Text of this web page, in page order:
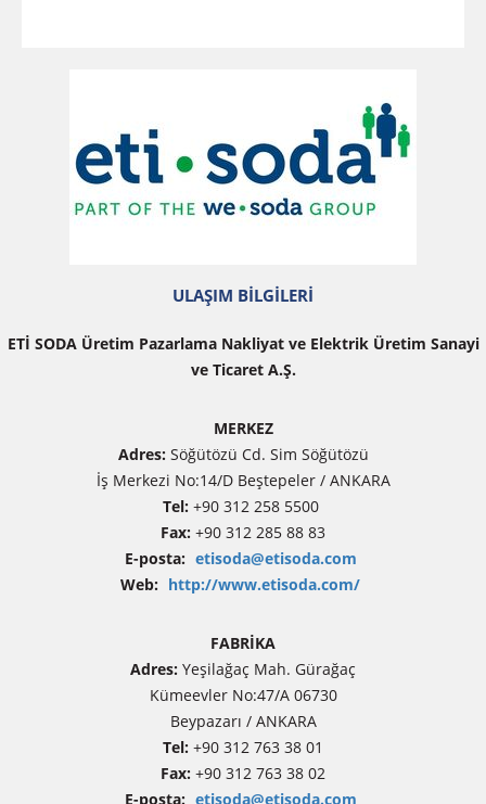
ULAŞIM BİLGİLERİ
ETİ SODA Üretim Pazarlama Nakliyat ve Elektrik Üretim Sanayi
ve Ticaret A.Ş.
MERKEZ
Adres:Söğütözü Cd. Sim Söğütözü
İş Merkezi No:14/D Beştepeler / ANKARA
Tel: +90 312 258 5500
Fax: +90 312 285 88 83
E-posta: etisoda@etisoda.com
Web: http://www.etisoda.com/
FABRİKA
Adres: Yeşilağaç Mah. Gürağaç
Kümeevler No:47/A 06730
Beypazarı / ANKARA
Tel: +90 312 763 38 01
Fax: +90 312 763 38 02
E-posta: etisoda@etisoda.com